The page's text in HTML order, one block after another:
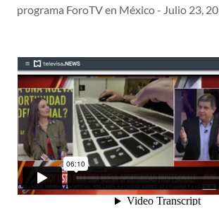
programa ForoTV en México - Julio 23,